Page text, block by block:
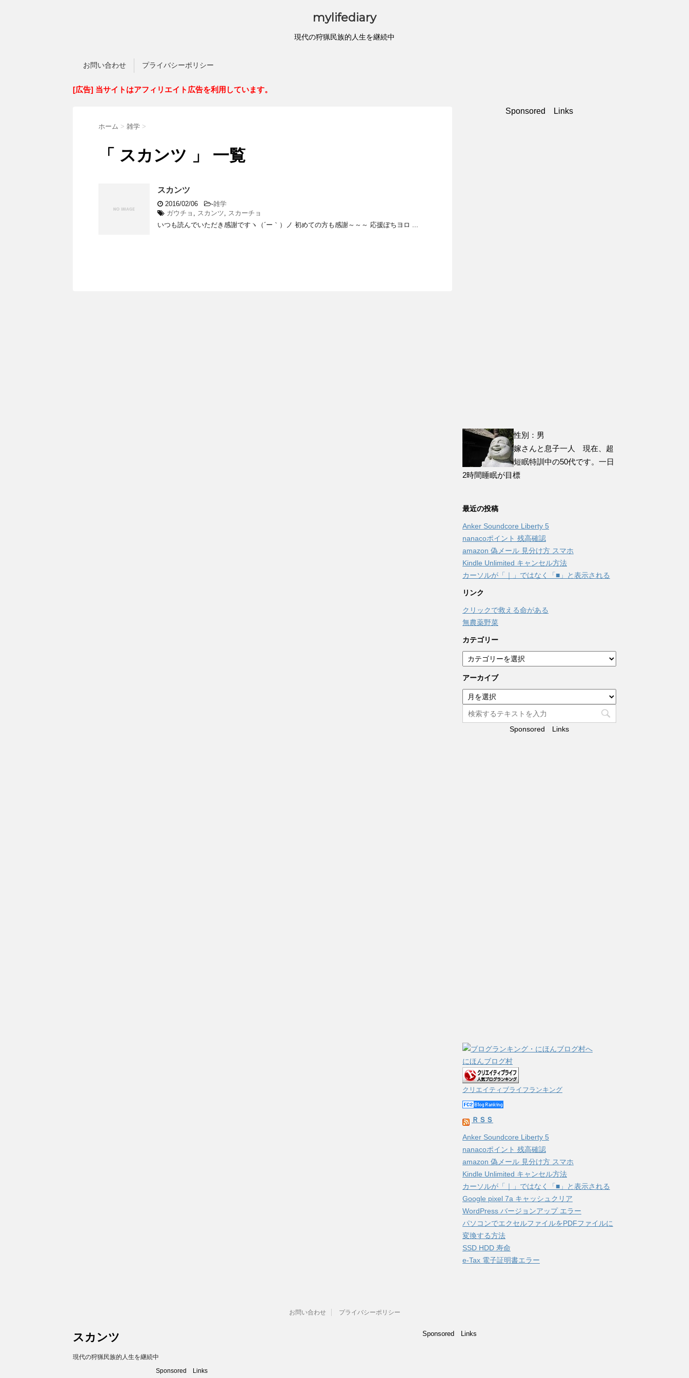
mylifediary
現代の狩猟民族的人生を継続中
お問い合わせ プライバシーポリシー
[広告] 当サイトはアフィリエイト広告を利用しています。
ホーム > 雑学 >
「 スカンツ 」 一覧
スカンツ
2016/02/06 -雑学
ガウチョ
スカンツ
スカーチョ
いつも読んでいただき感謝ですヽ（´ー｀）ノ 初めての方も感謝～～～ 応援ぽちヨロ ...
Sponsored Links
性別：男
嫁さんと息子一人 現在、超
短眠特訓中の50代です。一日
2時間睡眠が目標
最近の投稿
Anker Soundcore Liberty 5
nanacoポイント 残高確認
amazon 偽メール 見分け方 スマホ
Kindle Unlimited キャンセル方法
カーソルが「｜」ではなく「■」と表示される
リンク
クリックで救える命がある
無農薬野菜
カテゴリー
カ
テ
ゴ
ー
アーカイブ
ー
Sponsored Links
にほんブログ村
クリエイティブライフランキング
ＲＳＳ
Anker Soundcore Liberty 5
nanacoポイント 残高確認
amazon 偽メール 見分け方 スマホ
Kindle Unlimited キャンセル方法
カーソルが「｜」ではなく「■」と表示される
Google pixel 7a キャッシュクリア
WordPress バージョンアップ エラー
パソコンでエクセルファイルをPDFファイルに
変換する方法
SSD HDD 寿命
e-Tax 電子証明書エラー
お問い合わせ プライバシーポリシー
Sponsored Links
スカンツ
現代の狩猟民族的人生を継続中
Sponsored Links